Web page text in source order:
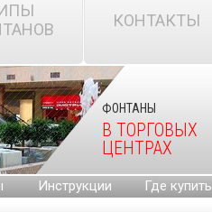
КОНТАКТЫ
ФОНТАНЫ
В ТОРГОВЫХ
ЦЕНТРАХ
Инструкции Где купить